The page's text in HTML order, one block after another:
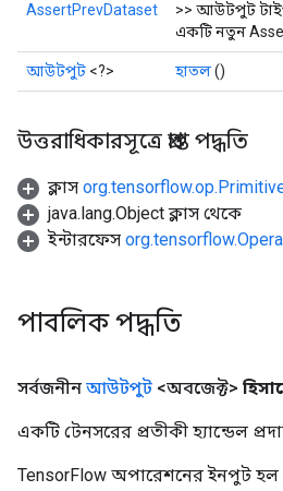
AssertPrevDataset
>> আউটপুট
একটি নতুন
আউটপুট <?> হাতল()
উত্তরাধিকারসূত্রে প্রাপ্ত পদ্ধতি
ক্লাস
java.lang.Object ক্লাস থেকে
ইন্টারফেস
পাবলিক পদ্ধতি
সর্বজনীন আউটপুট <অবজেক্ট>
একটি টেনসরের প্রতীকী হ্যান্ডেল
TensorFlow অপারেশনের ইনপুট